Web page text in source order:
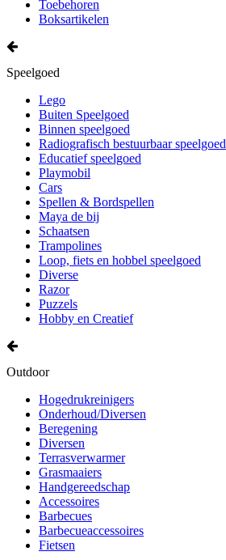
Toebehoren
Boksartikelen
Speelgoed
Lego
Buiten Speelgoed
Binnen speelgoed
Radiografisch bestuurbaar speelgoed
Educatief speelgoed
Playmobil
Cars
Spellen & Bordspellen
Maya de bij
Schaatsen
Trampolines
Loop, fiets en hobbel speelgoed
Diverse
Razor
Puzzels
Hobby en Creatief
Outdoor
Hogedrukreinigers
Onderhoud/Diversen
Beregening
Diversen
Terrasverwarmer
Grasmaaiers
Handgereedschap
Accessoires
Barbecues
Barbecueaccessoires
Fietsen